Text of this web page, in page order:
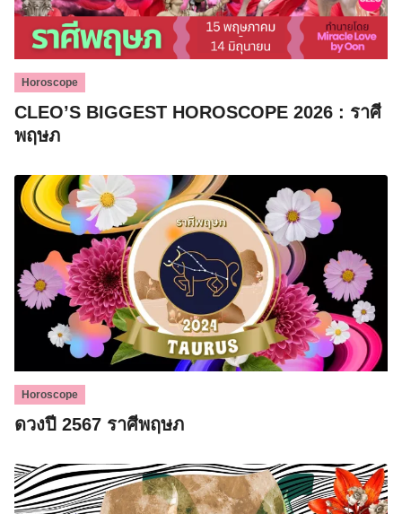
Horoscope
CLEO’S BIGGEST HOROSCOPE 2026 : ราศี
พฤษภ
Horoscope
ดวงปี 2567 ราศีพฤษภ